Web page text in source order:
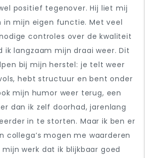
positief tegenover. Hij liet mij
mijn eigen functie. Met veel
controles over de kwaliteit
ik langzaam mijn draai weer. Dit
bij mijn herstel: je telt weer
hebt structuur en bent onder
mijn humor weer terug, een
dan ik zelf doorhad, jarenlang
in te storten. Maar ik ben er
collega’s mogen me waarderen
werk dat ik blijkbaar goed